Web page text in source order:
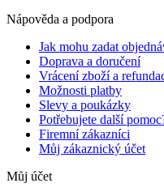
Nápověda a podpora
Jak mohu zadat
Doprava a doručení
Vrácení zboží a
Možnosti platby
Slevy a poukázky
Potřebujete další
Firemní zákazníci
Můj zákaznický účet
Můj účet